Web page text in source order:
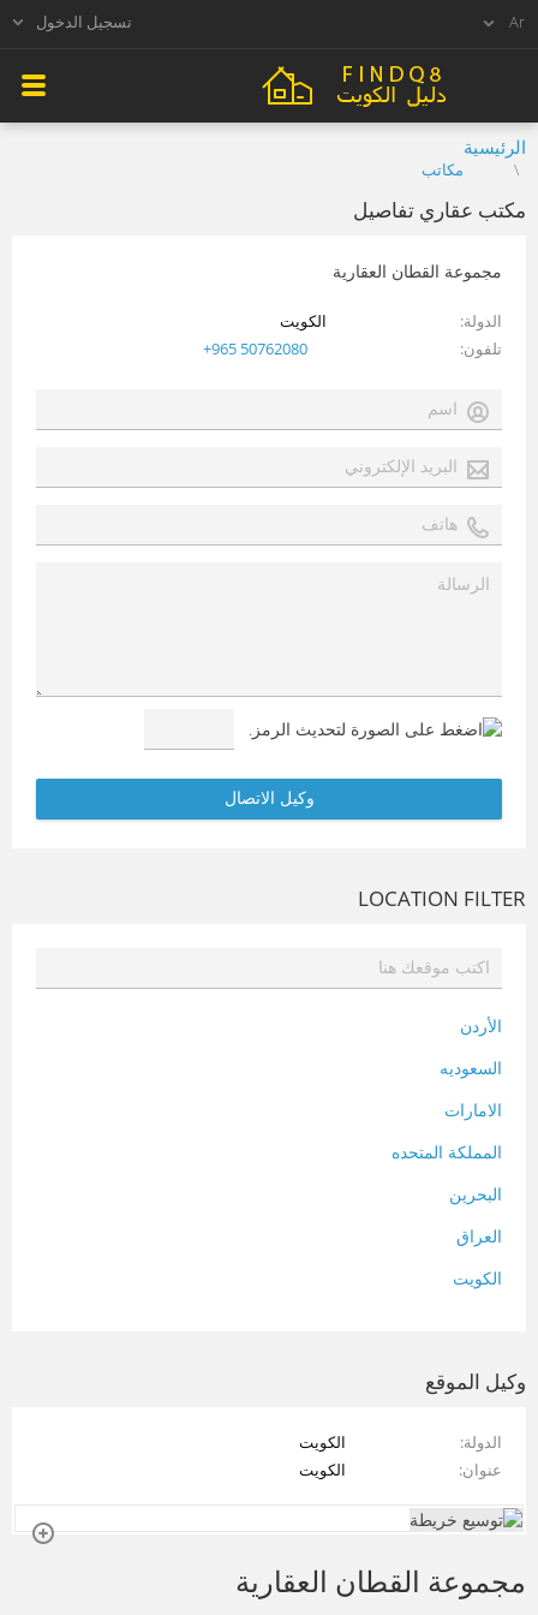
تسجيل الدخول
الرئيسية
مكاتب
مكتب عقاري تفاصيل
مجموعة القطان العقارية
الدولة
الكويت
تلفون
+965 50762080
LOCATION FILTER
الأردن
السعوديه
الامارات
المملكة المتحده
البحرين
العراق
الكويت
فلسطين
سوريا
وكيل الموقع
الدولة
الكويت
عنوان
الكويت
مجموعة القطان العقارية